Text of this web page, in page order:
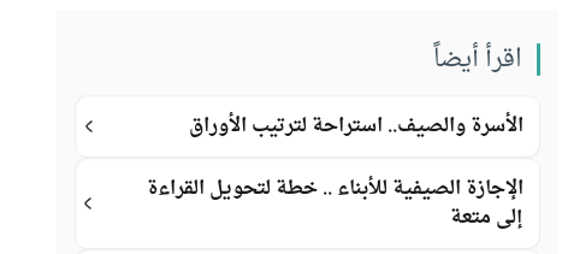
اقرأ أيضاً
الأسرة والصيف.. استراحة لترتيب الأوراق
الإجازة الصيفية للأبناء .. خطة لتحويل القراءة
إلى متعة